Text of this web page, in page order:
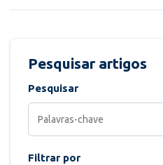
Pesquisar artigos
Pesquisar
Filtrar por